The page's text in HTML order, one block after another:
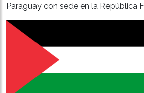
Paraguay con sede en la República